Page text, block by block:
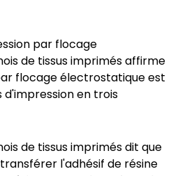
par flocage
de tissus imprimés affirme
flocage électrostatique est
d'impression en trois
de tissus imprimés dit que
l'adhésif de résine